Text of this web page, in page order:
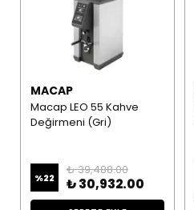
MACAP
Macap LEO 55 Kahve
Değirmeni (Gri)
%22
₺ 39,488.00
₺ 30,932.00